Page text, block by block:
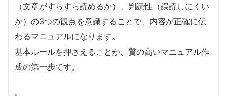
（文章がすらすら読めるか）、判読性（誤読しにくい
か）の3つの観点を意識することで、内容が正確に伝
わるマニュアルになります。
基本ルールを押さえることが、質の高いマニュアル作
成の第一歩です。